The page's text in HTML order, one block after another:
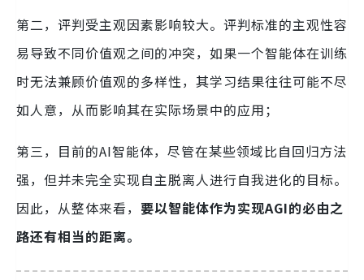
第二，评判受主观因素影响较大。评判标准的主观性容
易导致不同价值观之间的冲突，如果一个智能体在训练
时无法兼顾价值观的多样性，其学习结果往往可能不尽
如人意，从而影响其在实际场景中的应用；
第三，目前的AI智能体，尽管在某些领域比自回归方法
强，但并未完全实现自主脱离人进行自我进化的目标。
因此，从整体来看， 要以智能体作为实现AGI的必由之
路还有相当的距离。